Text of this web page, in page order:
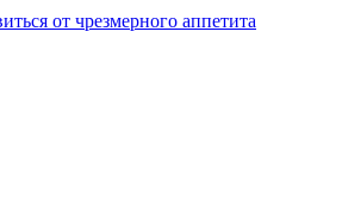
от чрезмерного аппетита